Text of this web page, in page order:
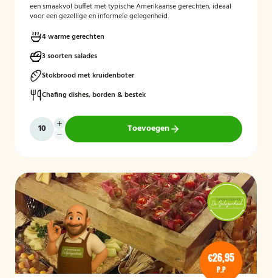
een smaakvol buffet met typische Amerikaanse gerechten, ideaal
voor een gezellige en informele gelegenheid.
4 warme gerechten
3 soorten salades
Stokbrood met kruidenboter
Chafing dishes, borden & bestek
Toevoegen
€26,95
P.P